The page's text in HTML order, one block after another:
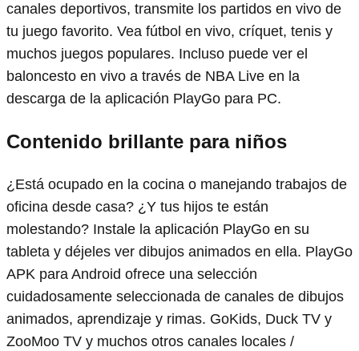
canales deportivos, transmite los partidos en vivo de
tu juego favorito. Vea fútbol en vivo, críquet, tenis y
muchos juegos populares. Incluso puede ver el
baloncesto en vivo a través de NBA Live en la
descarga de la aplicación PlayGo para PC.
Contenido brillante para niños
¿Está ocupado en la cocina o manejando trabajos de
oficina desde casa? ¿Y tus hijos te están
molestando? Instale la aplicación PlayGo en su
tableta y déjeles ver dibujos animados en ella. PlayGo
APK para Android ofrece una selección
cuidadosamente seleccionada de canales de dibujos
animados, aprendizaje y rimas. GoKids, Duck TV y
ZooMoo TV y muchos otros canales locales /